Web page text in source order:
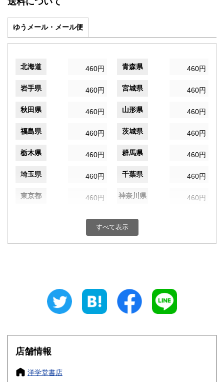
ゆうメール・メール便
北海道 460円 青森県 460円
岩手県 460円 宮城県 460円
秋田県 460円 山形県 460円
福島県 460円 茨城県 460円
栃木県 460円 群馬県 460円
埼玉県 460円 千葉県 460円
東京都 460円 神奈川県 460円
460円 富山県
460円 三重県
大阪府
奈良県
すべて表示
店舗情報
洋学堂書店